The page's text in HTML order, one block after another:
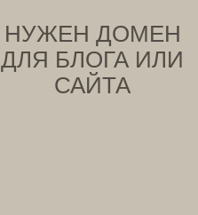
НУЖЕН ДОМЕН
ДЛЯ БЛОГА ИЛИ
САЙТА